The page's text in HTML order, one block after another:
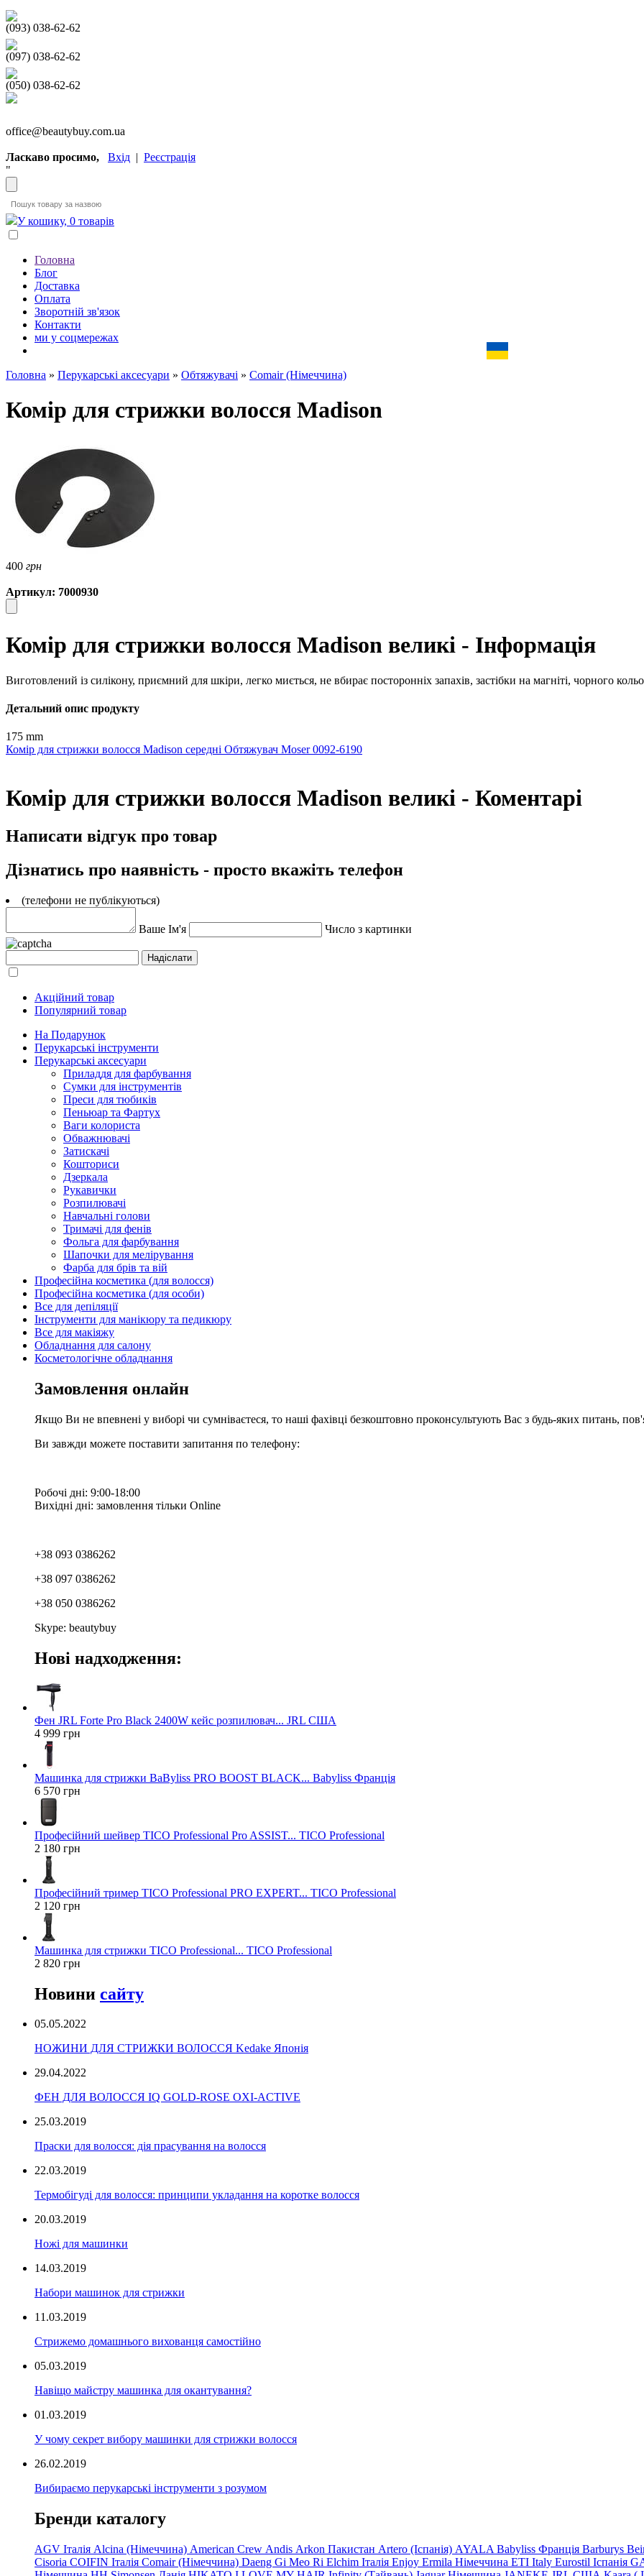
(093) 038-62-62
(097) 038-62-62
(050) 038-62-62
office@beautybuy.com.ua
Ласкаво просимо, Вхід | Реєстрація
"
У кошику, 0 товарів
Головна
Блог
Доставка
Оплата
Зворотній зв'язок
Контакти
ми у соцмережах
Головна » Перукарські аксесуари » Обтяжувачі » Comair (Німеччина)
Комір для стрижки волосся Madison
400 грн
Артикул: 7000930
Комір для стрижки волосся Madison великі - Інформація
Виготовлений із силікону, приємний для шкіри, легко миється, не вбирає посторонніх запахів, застібки на магніті, чорного
Детальний опис продукту
175 mm
Комір для стрижки волосся Madison середні Обтяжувач Moser 0092-6190
Комір для стрижки волосся Madison великі - Коментарі
Написати відгук про товар
Дізнатись про наявність - просто вкажіть телефон
(телефони не публікуються)
Ваше Ім'я Число з картинки
Акційний товар
Популярний товар
На Подарунок
Перукарські інструменти
Перукарські аксесуари
Приладдя для фарбування
Сумки для інструментів
Преси для тюбиків
Пеньюар та Фартух
Ваги колориста
Обважнювачі
Затискачі
Кошториси
Дзеркала
Рукавички
Розпилювачі
Навчальні голови
Тримачі для фенів
Фольга для фарбування
Шапочки для мелірування
Фарба для брів та вій
Професійна косметика (для волосся)
Професійна косметика (для особи)
Все для депіляції
Інструменти для манікюру та педикюру
Все для макіяжу
Обладнання для салону
Косметологічне обладнання
Замовлення онлайн
Якщо Ви не впевнені у виборі чи сумніваєтеся, то наші фахівці безкоштовно проконсультують Вас з будь-яких питань,
Ви завжди можете поставити запитання по телефону:
Робочі дні: 9:00-18:00
Вихідні дні: замовлення тільки Online
+38 093 0386262
+38 097 0386262
+38 050 0386262
Skype: beautybuy
Нові надходження:
Фен JRL Forte Pro Black 2400W кейс розпилювач... JRL США
4 999 грн
Машинка для стрижки BaByliss PRO BOOST BLACK... Babyliss Франція
6 570 грн
Професійний шейвер TICO Professional Pro ASSIST... TICO Professional
2 180 грн
Професійний тример TICO Professional PRO EXPERT... TICO Professional
2 120 грн
Машинка для стрижки TICO Professional... TICO Professional
2 820 грн
Новини сайту
05.05.2022
НОЖИНИ ДЛЯ СТРИЖКИ ВОЛОССЯ Kedake Японія
29.04.2022
ФЕН ДЛЯ ВОЛОССЯ IQ GOLD-ROSE OXI-ACTIVE
25.03.2019
Праски для волосся: дія прасування на волосся
22.03.2019
Термобігуді для волосся: принципи укладання на коротке волосся
20.03.2019
Ножі для машинки
14.03.2019
Набори машинок для стрижки
11.03.2019
Стрижемо домашнього вихованця самостійно
05.03.2019
Навіщо майстру машинка для окантування?
01.03.2019
У чому секрет вибору машинки для стрижки волосся
26.02.2019
Вибираємо перукарські інструменти з розумом
Бренди каталогу
AGV Італія Alcina (Німеччина) American Crew Andis Arkon Пакистан Artero (Іспанія) AYALA Babyliss Франція Barburys
Cisoria COIFIN Італія Comair(Німеччина) Daeng Gi Meo Ri Elchim Італія Enjoy Ermila Німеччина ETI Italy Eurostil Іспанія